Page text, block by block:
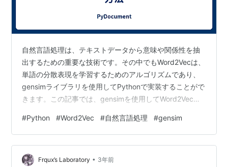
自然言語処理は、テキストデータから意味や関係性を抽
出するための重要な技術です。その中でもWord2Vecは、
単語の分散表現を学習するためのアルゴリズムであり、
gensimライブラリを使用してPythonで実装することがで
きます。この記事では、gensimを使用してWord2Vecを
ます。 Word2Vecとは Word2Vecは自然言語処理のため
のアルゴリズムで、単語の分散表現を学習します。近く
に出現する単語は意味的に類似しているという仮定に基
づき、大規模なテキストデータを学習データとして使用
#Python #Word2Vec #自然言語処理 #gensim
Frqux’s Laboratory • 3年前